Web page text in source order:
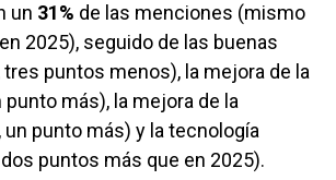
un 31% de las menciones (mismo
2025), seguido de las buenas
tres puntos menos), la mejora de la
punto más), la mejora de la
, un punto más) y la tecnología
dos puntos más que en 2025).